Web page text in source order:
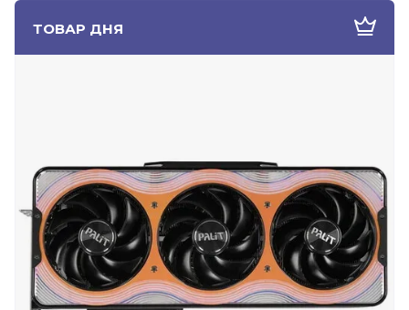
ТОВАР ДНЯ